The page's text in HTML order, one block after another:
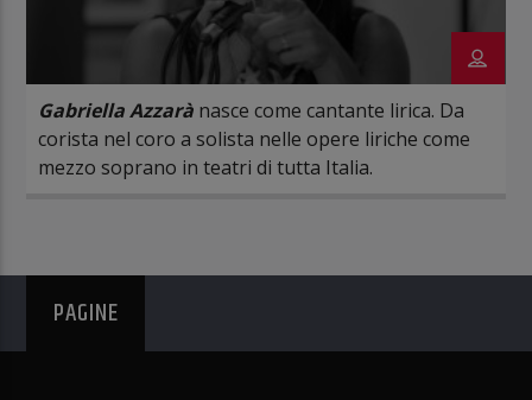
Gabriella Azzarà nasce come cantante lirica. Da
corista nel coro a solista nelle opere liriche come
mezzo soprano in teatri di tutta Italia.
PAGINE